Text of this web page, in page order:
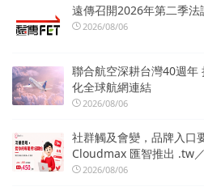
遠傳召開2026年第二季法
2026/08/06
聯合航空深耕台灣40週年
化全球航網連結
2026/08/06
社群觸及會變，品牌入口
Cloudmax 匯智推出 .tw
2026/08/06